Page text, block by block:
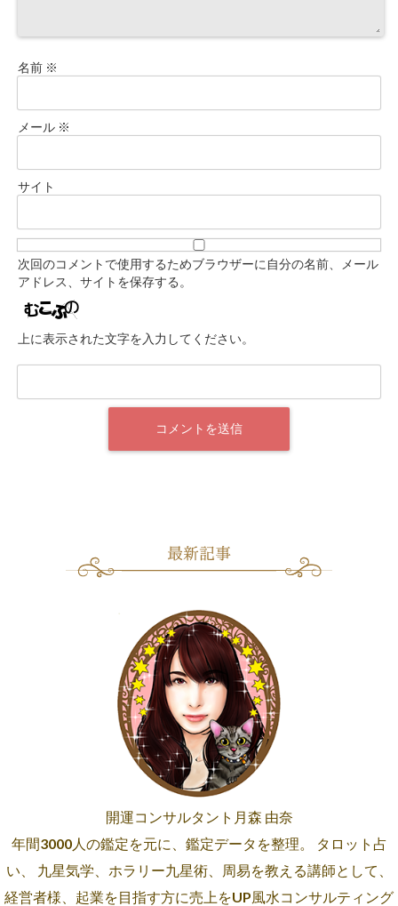
名前 ※
メール ※
サイト
次回のコメントで使用するためブラウザーに自分の名前、メール
アドレス、サイトを保存する。
上に表示された文字を入力してください。
開運コンサルタント月森 由奈
年間3000人の鑑定を元に、鑑定データを整理。 タロット占
い、 九星気学、ホラリー九星術、周易を教える講師として、
経営者様、起業を目指す方に売上をUP風水コンサルティング